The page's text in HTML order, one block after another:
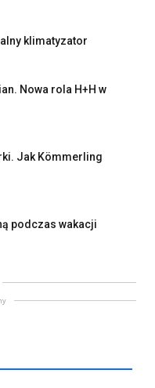
klimatyzator
Nowa rola H+H w
Jak Kömmerling
podczas wakacji